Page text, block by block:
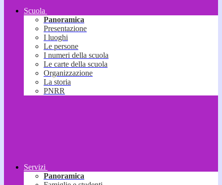
Scuola
Panoramica
Presentazione
I luoghi
Le persone
I numeri della scuola
Le carte della scuola
Organizzazione
La storia
PNRR
Servizi
Panoramica